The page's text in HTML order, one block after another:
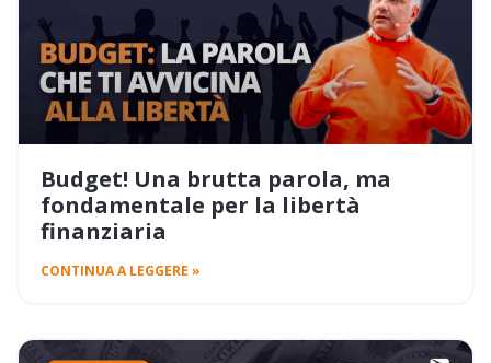
Budget! Una brutta parola, ma
fondamentale per la libertà
finanziaria
CONTINUA A LEGGERE »